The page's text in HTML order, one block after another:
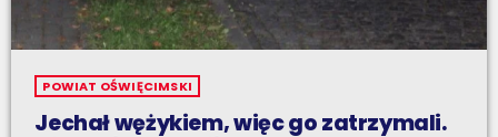
POWIAT OŚWIĘCIMSKI
Jechał wężykiem, więc go zatrzymali.